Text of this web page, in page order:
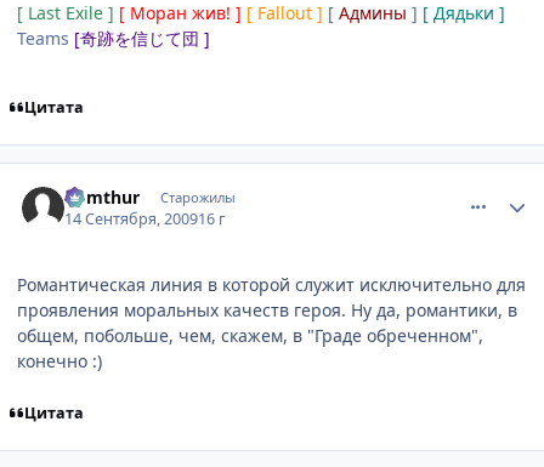
[ Last Exile ] [ Моран жив! ] [ Fallout ] [ Админы ] [ Дядьки ]
Teams [奇跡を信じて団 ]
Цитата
Komthur Старожилы
14 Сентября, 200916 г
Романтическая линия в которой служит исключительно для
проявления моральных качеств героя. Ну да, романтики, в
общем, побольше, чем, скажем, в "Граде обреченном",
конечно :)
Цитата